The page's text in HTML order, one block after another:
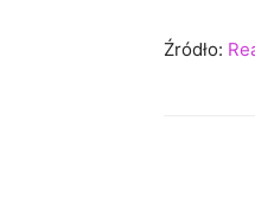
Źródło: